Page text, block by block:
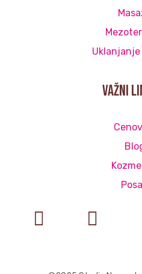
Uklanjanje
važni
 